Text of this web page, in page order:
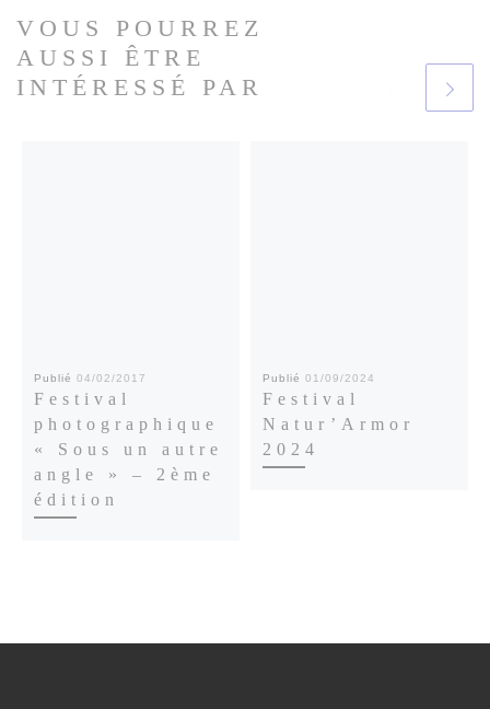
VOUS POURREZ
AUSSI ÊTRE
INTÉRESSÉ PAR
Publié04/02/2017
Festival
photographique
« Sous un autre
angle » – 2ème
édition
Publié01/09/2024
Festival
Natur’Armor
2024